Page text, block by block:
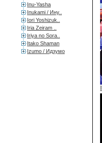
Inu-Yasha
Inukami / Ину..
Iori Yoshizuk..
Iria Zeiram ..
Iriya no Sora..
Itako Shaman
Izumo / Идзумо